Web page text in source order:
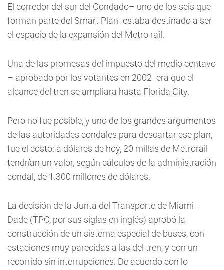
El corredor del sur del Condado– uno de los seis que
forman parte del Smart Plan- estaba destinado a ser
el espacio de la expansión del Metro rail.
Una de las promesas del impuesto del medio centavo
– aprobado por los votantes en 2002- era que el
alcance del tren se ampliara hasta Florida City.
Pero no fue posible, y uno de los grandes argumentos
de las autoridades condales para descartar ese plan,
fue el costo: a dólares de hoy, 20 millas de Metrorail
tendrían un valor, según cálculos de la administración
condal, de 1.300 millones de dólares.
La decisión de la Junta del Transporte de Miami-
Dade (TPO, por sus siglas en inglés) aprobó la
construcción de un sistema especial de buses, con
estaciones muy parecidas a las del tren, y con un
recorrido sin interrupciones. De acuerdo con lo